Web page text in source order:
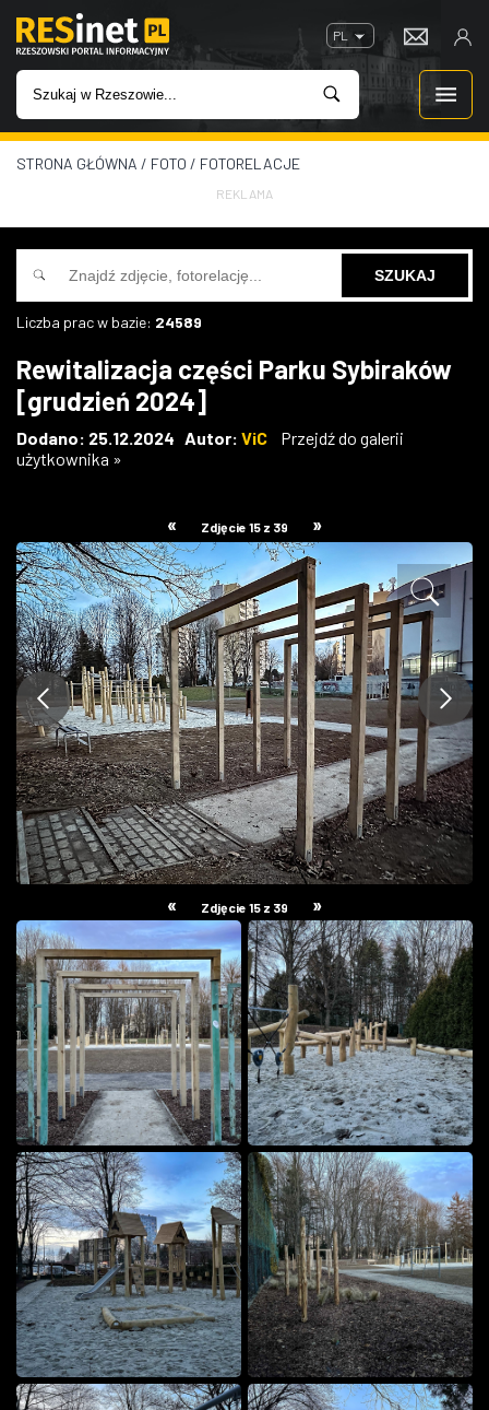
PL
WIADOMOŚCI
INWESTYCJE
IMPREZY
W KINACH
GASTRONOMIA
W RZESZOWIE
STRONA GŁÓWNA / FOTO / FOTORELACJE
REKLAMA
Liczba prac w bazie: 24589
Rewitalizacja części Parku Sybiraków
[grudzień 2024]
Dodano: 25.12.2024 Autor: ViC
Przejdź do galerii
użytkownika »
« Zdjęcie 15 z 39 »
« Zdjęcie 15 z 39 »